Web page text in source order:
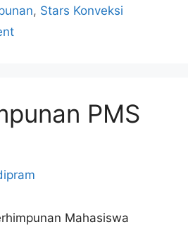
, Stars Konveksi
PMS
Mahasiswa